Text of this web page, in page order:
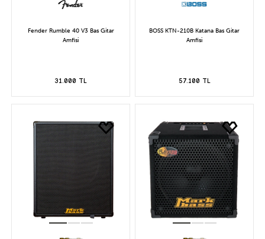
Fender Rumble 40 V3 Bas Gitar
Amfisi
31.000 TL
BOSS KTN-210B Katana Bas Gitar
Amfisi
57.100 TL